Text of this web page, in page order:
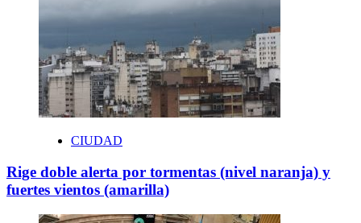
CIUDAD
Rige doble alerta por tormentas (nivel naranja) y
fuertes vientos (amarilla)